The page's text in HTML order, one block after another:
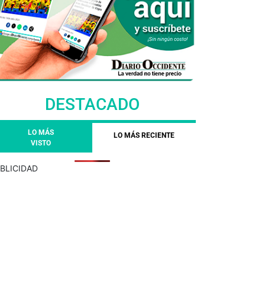
DESTACADO
LO MÁS
VISTO
LO MÁS RECIENTE